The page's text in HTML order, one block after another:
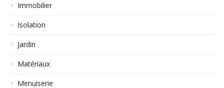
Immobilier
Isolation
Jardin
Matériaux
Menuiserie